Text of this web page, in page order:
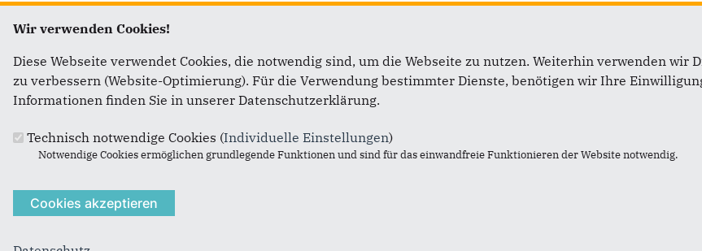
Fußbereich
Anschrift
c/o Marquardt Petersen
Flatzbyer Str. 5
Telefon:04635 - 292033
Im Web
CDU Landtagsfraktion
CDU Deutschlands
Links
Sitemap
Wir verwenden Cookies!
Diese Webseite verwendet Cookies, die notwendig sind, um die Webseite zu nutzen. Weiterhin verwenden
zu verbessern (Website-Optimierung). Für die Verwendung bestimmter Dienste, benötigen wir Ihre
Informationen finden Sie in unserer Datenschutzerklärung.
Technisch notwendige Cookies (Individuelle Einstellungen)
Notwendige Cookies ermöglichen grundlegende Funktionen und sind für das einwandfreie Funktionieren der Website notwendig.